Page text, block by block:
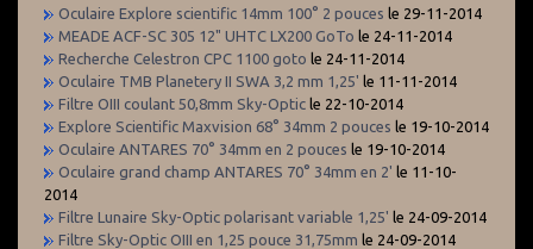
Oculaire Explore scientific 14mm 100° 2 pouces le 29-11-2014
MEADE ACF-SC 305 12" UHTC LX200 GoTo le 24-11-2014
Recherche Celestron CPC 1100 goto le 24-11-2014
Oculaire TMB Planetery II SWA 3,2 mm 1,25' le 11-11-2014
Filtre OIII coulant 50,8mm Sky-Optic le 22-10-2014
Explore Scientific Maxvision 68° 34mm 2 pouces le 19-10-2014
Oculaire ANTARES 70° 34mm en 2 pouces le 19-10-2014
Oculaire grand champ ANTARES 70° 34mm en 2' le 11-10-
2014
Filtre Lunaire Sky-Optic polarisant variable 1,25' le 24-09-2014
Filtre Sky-Optic OIII en 1,25 pouce 31,75mm le 24-09-2014